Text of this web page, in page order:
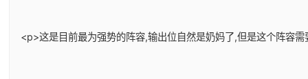
<p>这是目前最为强势的阵容,输出位自然是奶妈了,但是这个阵容